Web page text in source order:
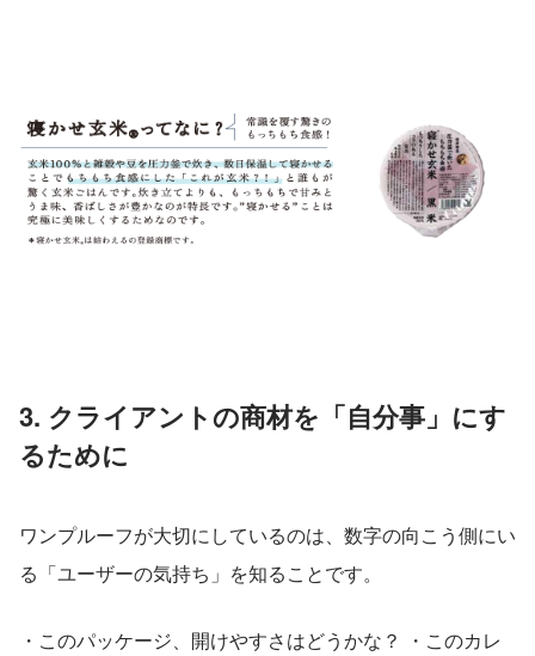
3. クライアントの商材を「自分事」にす
るために
ワンプルーフが大切にしているのは、数字の向こう側にい
る「ユーザーの気持ち」を知ることです。
・このパッケージ、開けやすさはどうかな？ ・このカレ